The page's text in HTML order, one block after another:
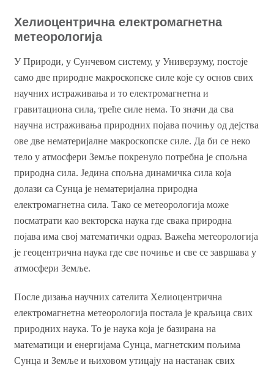
Хелиоцентрична електромагнетна
метеорологија
У Природи, у Сунчевом систему, у Универзуму, постоје
само две природне макроскопске силе које су основ свих
научних истраживања и то електромагнетна и
гравитациона сила, треће силе нема. То значи да сва
научна истраживања природних појава почињу од дејства
ове две нематеријалне макроскопске силе. Да би се неко
тело у атмосфери Земље покренуло потребна је спољна
природна сила. Једина спољна динамичка сила која
долази са Сунца је нематеријална природна
електромагнетна сила. Тако се метеорологија може
посматрати као векторска наука где свака природна
појава има свој математички одраз. Важећа метеорологија
је геоцентрична наука где све почиње и све се завршава у
атмосфери Земље.
После дизања научних сателита Хелиоцентрична
електромагнетна метеорологија постала је краљица свих
природних наука. То је наука која је базирана на
математици и енергијама Сунца, магнетским пољима
Сунца и Земље и њиховом утицају на настанак свих